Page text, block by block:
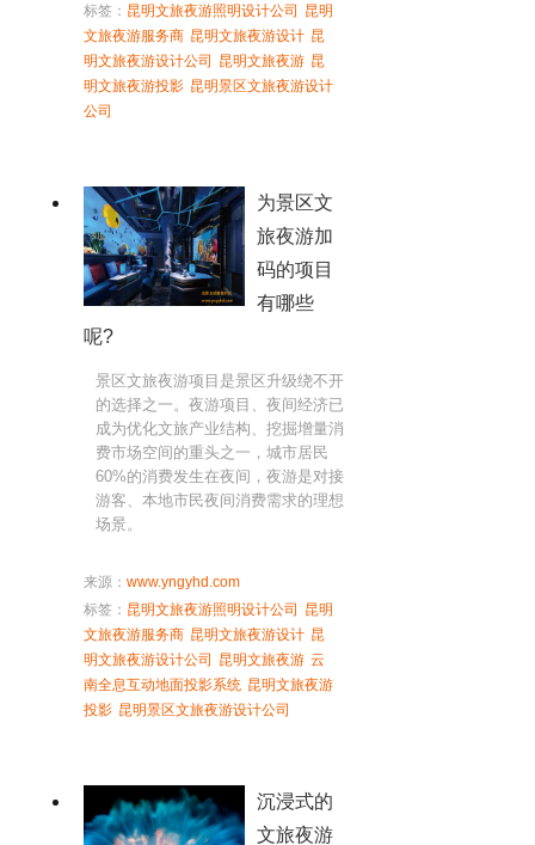
标签： 昆明文旅夜游照明设计公司 昆明
文旅夜游服务商 昆明文旅夜游设计 昆
明文旅夜游设计公司 昆明文旅夜游 昆
明文旅夜游投影 昆明景区文旅夜游设计
公司
为景区文
旅夜游加
码的项目
有哪些
呢?
景区文旅夜游项目是景区升级绕不开
的选择之一。夜游项目、夜间经济已
成为优化文旅产业结构、挖掘增量消
费市场空间的重头之一，城市居民
60%的消费发生在夜间，夜游是对接
游客、本地市民夜间消费需求的理想
场景。
来源： www.yngyhd.com
标签： 昆明文旅夜游照明设计公司 昆明
文旅夜游服务商 昆明文旅夜游设计 昆
明文旅夜游设计公司 昆明文旅夜游 云
南全息互动地面投影系统 昆明文旅夜游
投影 昆明景区文旅夜游设计公司
沉浸式的
文旅夜游